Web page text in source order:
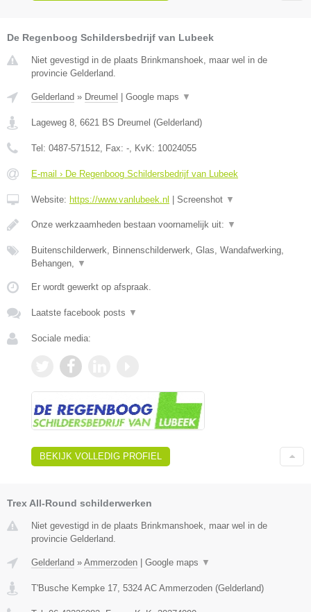
De Regenboog Schildersbedrijf van Lubeek
Niet gevestigd in de plaats Brinkmanshoek, maar wel in de
provincie Gelderland.
Gelderland » Dreumel Google maps ▼
Lageweg 8, 6621 BS Dreumel (Gelderland)
Tel: 0487-571512, Fax: -, KvK: 10024055
E-mail › De Regenboog Schildersbedrijf van Lubeek
Website: https://www.vanlubeek.nl Screenshot ▼
Onze werkzaamheden bestaan voornamelijk uit: ▼
Buitenschilderwerk, Binnenschilderwerk, Glas, Wandafwerking,
Behangen, ▼
Er wordt gewerkt op afspraak.
Laatste facebook posts ▼
Sociale media:
BEKIJK VOLLEDIG PROFIEL
Trex All-Round schilderwerken
Niet gevestigd in de plaats Brinkmanshoek, maar wel in de
provincie Gelderland.
Gelderland » Ammerzoden | Google maps ▼
T'Busche Kempke 17 5324 AC Ammerzoden (Gelderland)